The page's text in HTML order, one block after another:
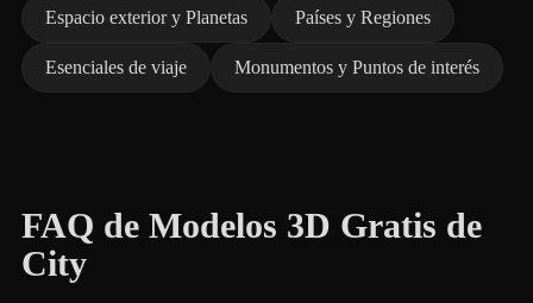
Espacio exterior y Planetas Países y Regiones
Esenciales de viaje Monumentos y Puntos de interés
FAQ de Modelos 3D Gratis de
City